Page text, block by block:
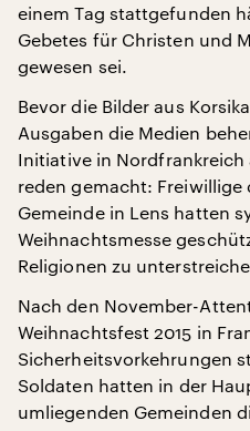
einem Tag stattgefunden
Gebetes für Christen und
gewesen sei.
Bevor die Bilder aus
Ausgaben die Medien
Initiative in Nordfrankreich
reden gemacht: Freiwillige
Gemeinde in Lens hatten
Weihnachtsmesse
Religionen zu
Nach den November-
Weihnachtsfest 2015 in
Sicherheitsvorkehrungen
Soldaten hatten in der
umliegenden Gemeinden